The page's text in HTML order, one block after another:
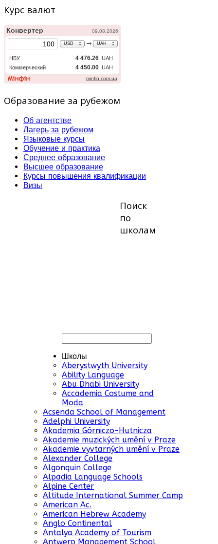
Курс валют
Образование за рубежом
Об агентстве
Лагерь за рубежом
Языковые курсы
Обучение и практика
Среднее образование
Высшее образование
Курсы повышения квалификации
Визы
Поиск
по
школам
Школы
Aberystwyth University
Ability Language
Abu Dhabi University
Accademia Costume and
Moda
Acsenda School of Management
Adelphi University
Akademia Górniczo-Hutnicza
Akademie muzických umění v Praze
Akademie vyvtarných umění v Praze
Alexander College
Algonquin College
Alpadia Language Schools
Alpine Center
Altitude International Summer Camp
American Ac.
American Hebrew Academy
Anglo Continental
Antalya Academy of Tourism
Antwerp Management School